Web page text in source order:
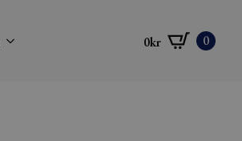
0kr 0